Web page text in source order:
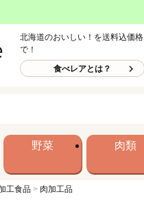
北海道のおいしい！を送料込価格
で！
食べレアとは？
野菜 肉類
工食品 肉加工品